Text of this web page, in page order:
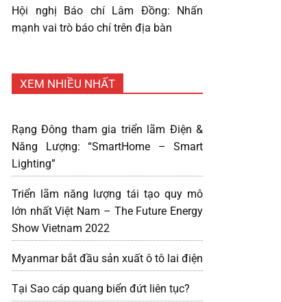
Hội nghị Báo chí Lâm Đồng: Nhấn
mạnh vai trò báo chí trên địa bàn
XEM NHIỀU NHẤT
Rạng Đông tham gia triển lãm Điện &
Năng Lượng: “SmartHome – Smart
Lighting”
Triển lãm năng lượng tái tạo quy mô
lớn nhất Việt Nam – The Future Energy
Show Vietnam 2022
Myanmar bắt đầu sản xuất ô tô lai điện
Tại Sao cáp quang biển đứt liên tục?